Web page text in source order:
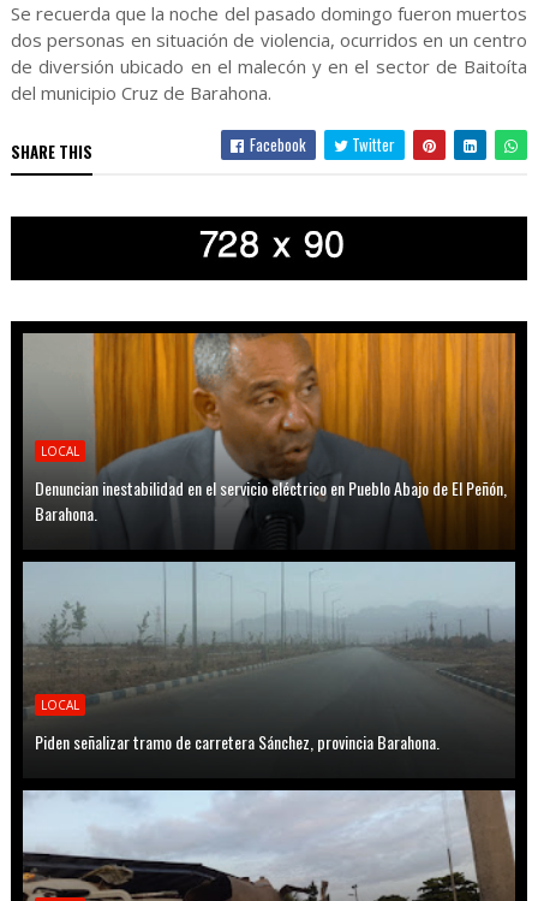
Se recuerda que la noche del pasado domingo fueron muertos
dos personas en situación de violencia, ocurridos en un centro
de diversión ubicado en el malecón y en el sector de Baitoíta
del municipio Cruz de Barahona.
SHARE THIS Facebook Twitter
LOCAL
Denuncian inestabilidad en el servicio eléctrico en Pueblo Abajo de El Peñón,
Barahona.
LOCAL
Piden señalizar tramo de carretera Sánchez, provincia Barahona.